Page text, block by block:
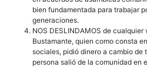
bien fundamentada para trabajar
generaciones.
NOS DESLINDAMOS de
Bustamante, quien como consta
sociales, pidió dinero a cambio de
persona salió de la comunidad en